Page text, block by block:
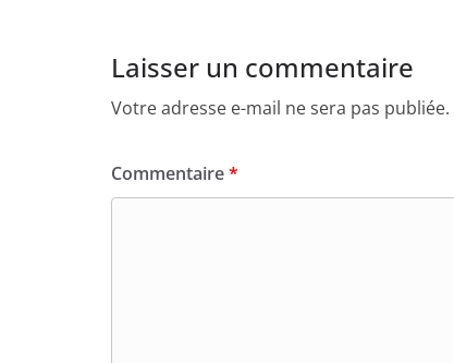
Laisser un commentaire
Votre adresse e-mail ne sera pas publiée.
Commentaire*